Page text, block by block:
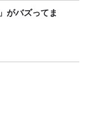
がバズってま